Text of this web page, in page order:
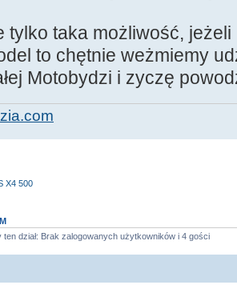
tylko taka możliwość,
to chętnie weżmiemy
Motobydzi i zyczę
X4 500
dział: Brak zalogowanych użytkowników i 4 gości